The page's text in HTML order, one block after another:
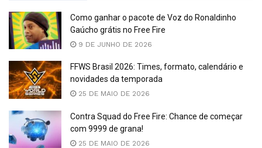
Como ganhar o pacote de Voz do Ronaldinho
Gaúcho grátis no Free Fire
9 DE JUNHO DE 2026
FFWS Brasil 2026: Times, formato, calendário e
novidades da temporada
25 DE MAIO DE 2026
Contra Squad do Free Fire: Chance de começar
com 9999 de grana!
25 DE MAIO DE 2026